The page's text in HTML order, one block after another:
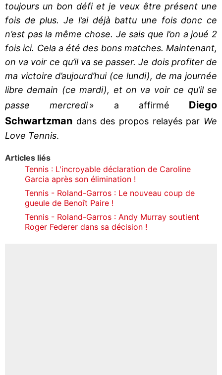
toujours un bon défi et je veux être présent une
fois de plus. Je l’ai déjà battu une fois donc ce
n’est pas la même chose. Je sais que l’on a joué 2
fois ici. Cela a été des bons matches. Maintenant,
on va voir ce qu’il va se passer. Je dois profiter de
ma victoire d’aujourd’hui (ce lundi), de ma journée
libre demain (ce mardi), et on va voir ce qu’il se
passe mercredi» a affirmé Diego
Schwartzman dans des propos relayés par We
Love Tennis.
Articles liés
Tennis : L'incroyable déclaration de Caroline
Garcia après son élimination !
Tennis - Roland-Garros : Le nouveau coup de
gueule de Benoît Paire !
Tennis - Roland-Garros : Andy Murray soutient
Roger Federer dans sa décision !